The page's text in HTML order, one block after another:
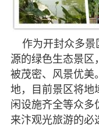
作为开封众多景
源的绿色生态景区
被茂密、风景优美
地，目前景区将地
闲设施齐全等众多
来汴观光旅游的必